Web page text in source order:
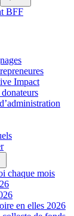
le
BFF
Impact
le
menu
chaque mois
en elles 2026